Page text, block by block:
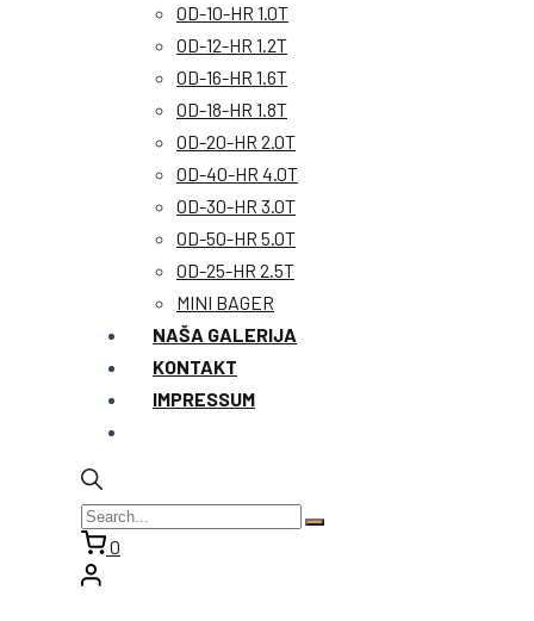
OD-10-HR 1.0T
OD-12-HR 1.2T
OD-16-HR 1.6T
OD-18-HR 1.8T
OD-20-HR 2.0T
OD-40-HR 4.0T
OD-30-HR 3.0T
OD-50-HR 5.0T
OD-25-HR 2.5T
MINI BAGER
NAŠA GALERIJA
KONTAKT
IMPRESSUM
0